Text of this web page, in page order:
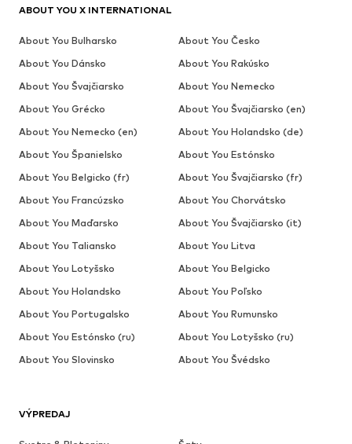
VÝPREDAJ
ABOUT YOU X INTERNATIONAL
About You Bulharsko
About You Česko
About You Dánsko
About You Rakúsko
About You Švajčiarsko
About You Nemecko
About You Grécko
About You Švajčiarsko (en)
About You Nemecko (en)
About You Holandsko (de)
About You Španielsko
About You Estónsko
About You Belgicko (fr)
About You Švajčiarsko (fr)
About You Francúzsko
About You Chorvátsko
About You Maďarsko
About You Švajčiarsko (it)
About You Taliansko
About You Litva
About You Lotyšsko
About You Belgicko
About You Holandsko
About You Poľsko
About You Portugalsko
About You Rumunsko
About You Estónsko (ru)
About You Lotyšsko (ru)
About You Slovinsko
About You Švédsko